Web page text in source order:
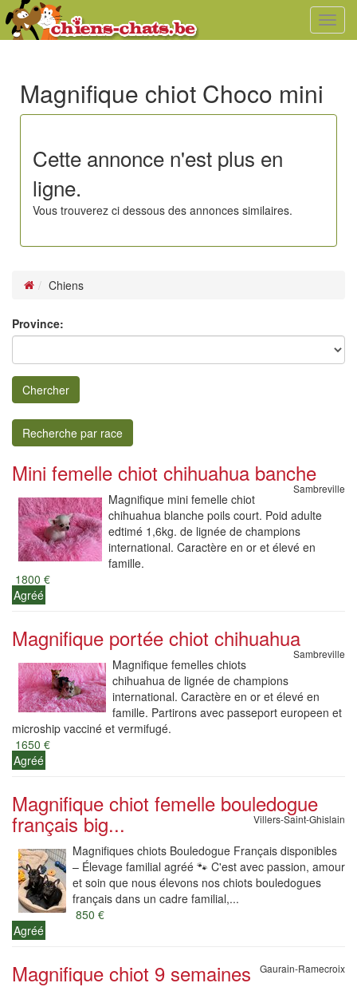
Magnifique chiot Choco mini
Cette annonce n'est plus en
ligne.
Vous trouverez ci dessous des annonces similaires.
Chiens
Province:
Chercher
Recherche par race
Mini femelle chiot chihuahua banche
Sambreville
Magnifique mini femelle chiot
chihuahua blanche poils court. Poid adulte
edtimé 1,6kg. de lignée de champions
international. Caractère en or et élevé en
famille.
1800 €
Agréé
Magnifique portée chiot chihuahua
Sambreville
Magnifique femelles chiots
chihuahua de lignée de champions
international. Caractère en or et élevé en
famille. Partirons avec passeport europeen et
microship vacciné et vermifugé.
1650 €
Agréé
Magnifique chiot femelle bouledogue
français big... Villers-Saint-Ghislain
Magnifiques chiots Bouledogue Français disponibles
– Élevage familial agréé 🐾 C'est avec passion, amour
et soin que nous élevons nos chiots bouledogues
français dans un cadre familial,...
850 €
Agréé
Magnifique chiot 9 semaines Gaurain-Ramecroix